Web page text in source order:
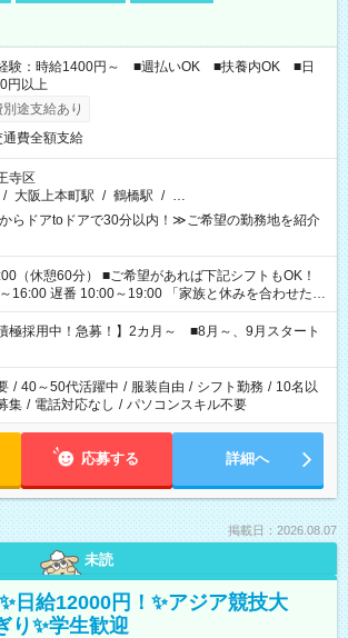
験：時給1400円～ ■週払いOK ■扶養内OK ■日
円以上
途支給あり
通費全額支給
寺区
/ 大阪上本町駅 / 鶴橋駅 / …
らドアtoドアで30分以内！≫ご希望の勤務地を紹介
■ご希望があれば下記シフトもOK！
遅番 10:00～19:00 「家族と休みを合わせた
を持って夕飯の準備がしたい」 「できれば残業はし
ど、ご希望を教えてくださいね。 ※Wワーク希望
覧のお仕事で希望する勤務時間と、もう1つのお仕事
。 合計で週40時間を超える場合は応募できません。
極採用中！急募！】2カ月～ ■8月～、9月スタート
/ 40～50代活躍中 / 服装自由 / シフト勤務 / 10名以
集 / 電話対応なし / パソコンスキル不要
応募する 詳細へ
掲載日：2026.08.07
未読
日給12000円！✨アジア競技大
り✨学生歓迎